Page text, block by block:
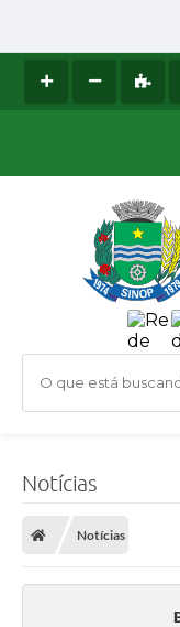
O que está
Notícias
Notícias